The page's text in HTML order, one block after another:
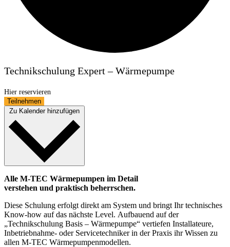
Technikschulung Expert – Wärmepumpe
Hier reservieren
Teilnehmen
Alle M-TEC Wärmepumpen im Detail
verstehen und praktisch beherrschen.
Diese Schulung erfolgt direkt am System und bringt Ihr technisches
Know-how auf das nächste Level. Aufbauend auf der
„Technikschulung Basis – Wärmepumpe“ vertiefen Installateure,
Inbetriebnahme- oder Servicetechniker in der Praxis ihr Wissen zu
allen M-TEC Wärmepumpenmodellen.